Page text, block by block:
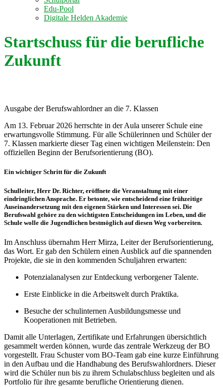
Edu-Pool
Digitale Helden Akademie
Startschuss für die berufliche
Zukunft
Ausgabe der Berufswahlordner an die 7. Klassen
Am 13. Februar 2026 herrschte in der Aula unserer Schule eine
erwartungsvolle Stimmung. Für alle Schülerinnen und Schüler der
7. Klassen markierte dieser Tag einen wichtigen Meilenstein: Den
offiziellen Beginn der Berufsorientierung (BO).
Ein wichtiger Schritt für die Zukunft
Schulleiter, Herr Dr. Richter, eröffnete die Veranstaltung mit einer
eindringlichen Ansprache. Er betonte, wie entscheidend eine frühzeitige
Auseinandersetzung mit den eigenen Stärken und Interessen sei. Die
Berufswahl gehöre zu den wichtigsten Entscheidungen im Leben, und die
Schule wolle die Jugendlichen bestmöglich auf diesen Weg vorbereiten.
Im Anschluss übernahm Herr Mirza, Leiter der Berufsorientierung,
das Wort. Er gab den Schülern einen Ausblick auf die spannenden
Projekte, die sie in den kommenden Schuljahren erwarten:
Potenzialanalysen zur Entdeckung verborgener Talente.
Erste Einblicke in die Arbeitswelt durch Praktika.
Besuche der schulinternen Ausbildungsmesse und
Kooperationen mit Betrieben.
Damit alle Unterlagen, Zertifikate und Erfahrungen übersichtlich
gesammelt werden können, wurde das zentrale Werkzeug der BO
vorgestellt. Frau Schuster vom BO-Team gab eine kurze Einführung
in den Aufbau und die Handhabung des Berufswahlordners. Dieser
wird die Schüler nun bis zu ihrem Schulabschluss begleiten und als
Portfolio für ihre gesamte berufliche Orientierung dienen.